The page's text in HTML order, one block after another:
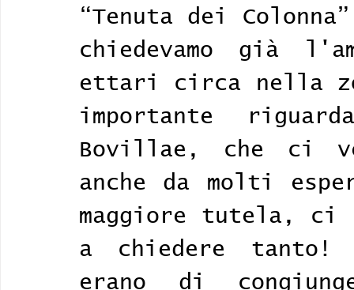
“Tenuta dei
chiedevamo già
ettari circa nella
importante
Bovillae, che ci
anche da molti
maggiore tutela, ci
a chiedere
erano di